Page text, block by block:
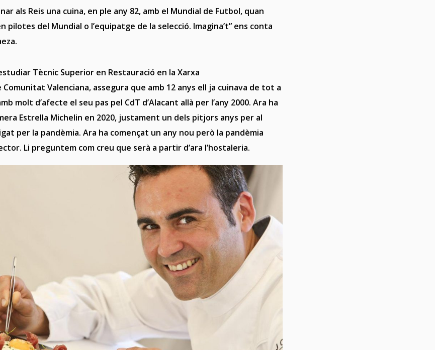
als Reis una cuina, en ple any 82, amb el Mundial de Futbol, quan
pilotes del Mundial o l’equipatge de la selecció. Imagina’t” ens conta
Tècnic Superior en Restauració en la Xarxa
Valenciana, assegura que amb 12 anys ell ja cuinava de tot a
molt d’afecte el seu pas pel CdT d’Alacant allà per l’any 2000. Ara ha
Estrella Michelin en 2020, justament un dels pitjors anys per al
per la pandèmia. Ara ha començat un any nou però la pandèmia
Li preguntem com creu que serà a partir d’ara l’hostaleria.